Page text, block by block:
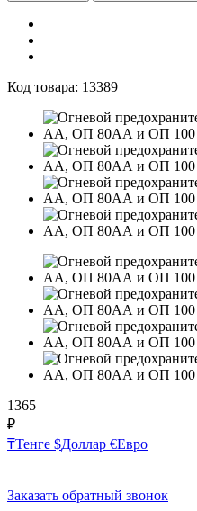
Код товара: 13389
1365
₽
₸Тенге $Доллар €Евро
Заказать обратный звонок